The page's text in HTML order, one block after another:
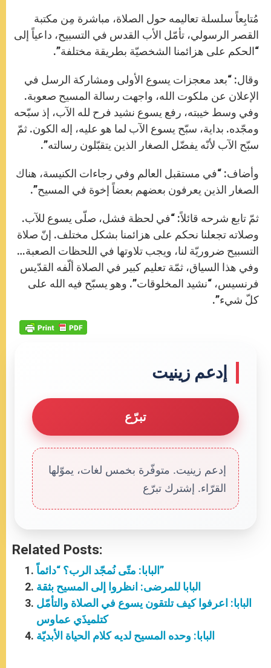
مُتابِعاً سلسلة تعاليمه حول الصلاة، مباشرة مِن مكتبة
القصر الرسولي، تأمّل الأب القدس في التسبيح، داعياً إلى
“الحكم على هزائمنا الشخصيّة بطريقة مختلفة”.
وقال: “بعد معجزات يسوع الأولى ومشاركة الرسل في
الإعلان عن ملكوت الله، واجهت رسالة المسيح صعوبة.
وفي وسط خيبته، رفع يسوع نشيد فرح لله الآب، إذ سبّحه
ومجّده. بداية، سبّح يسوع الآب لما هو عليه، إله الكون. ثمّ
سبّح الآب لأنّه يفضّل الصغار الذين يتقبّلون رسالته”.
وأضاف: “في مستقبل العالم وفي رجاءات الكنيسة، هناك
الصغار الذين يعرفون بعضهم بعضاً إخوة في المسيح”.
ثمّ تابع شرحه قائلاً: “في لحظة فشل، صلّى يسوع للآب.
وصلاته تجعلنا نحكم على هزائمنا بشكل مختلف. إنّ صلاة
التسبيح ضروريّة لنا، ويجب تلاوتها في اللحظات الصعبة…
وفي هذا السياق، ثمّة تعليم كبير في الصلاة ألّفه القدّيس
فرنسيس، “نشيد المخلوقات”. وهو يسبّح فيه الله على
كلّ شيء”.
إدعم زينيت
تبرّع
إدعم زينيت. متوفّرة بخمس لغات، يموّلها
القرّاء. إشترك تبرّع
Related Posts:
البابا: متّى نُمجّد الرب؟ “دائماً”
البابا للمرضى: انظروا إلى المسيح بثقة
البابا: اعرفوا كيف تلتقون يسوع في الصلاة والتأمّل
كتلميذَي عماوس
البابا: وحده المسيح لديه كلام الحياة الأبديّة